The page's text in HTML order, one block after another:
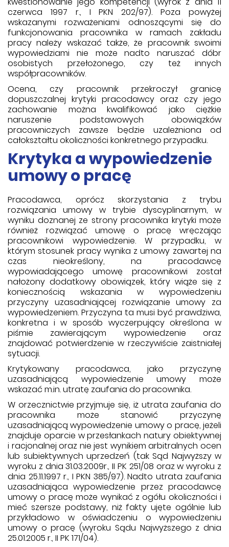
czerwca 1997 r., I PKN 202/97). Poza powyżej
wskazanymi rozważeniami odnoszącymi się do
funkcjonowania pracownika w ramach zakładu
pracy należy wskazać także, że pracownik swoimi
wypowiedziami nie może nadto naruszać dóbr
osobistych przełożonego, czy też innych
współpracowników.
Ocena, czy pracownik przekroczył granicę
dopuszczalnej krytyki pracodawcy oraz czy jego
zachowanie można kwalifikować jako ciężkie
naruszenie podstawowych obowiązków
pracowniczych zawsze będzie uzależniona od
całokształtu okoliczności konkretnego przypadku.
Krytyka a wypowiedzenie
umowy o pracę
Pracodawca, oprócz skorzystania z trybu
rozwiązania umowy w trybie dyscyplinarnym, w
wyniku doznanej ze strony pracownika krytyki może
również rozwiązać umowę o pracę wręczając
pracownikowi wypowiedzenie. W przypadku, w
którym stosunek pracy wynika z umowy zawartej na
czas nieokreślony, na pracodawcę
wypowiadającego umowę pracownikowi został
nałożony dodatkowy obowiązek, który wiąże się z
koniecznością wskazania w wypowiedzeniu
przyczyny uzasadniającej rozwiązanie umowy za
wypowiedzeniem. Przyczyna ta musi być prawdziwa,
konkretna i w sposób wyczerpujący określona w
piśmie zawierającym wypowiedzenie oraz
znajdować potwierdzenie w rzeczywiście zaistniałej
sytuacji.
Krytykowany pracodawca, jako przyczynę
uzasadniającą wypowiedzenie umowy może
wskazać m.in. utratę zaufania do pracownika.
W orzecznictwie przyjmuje się, iż utrata zaufania do
pracownika może stanowić przyczynę
uzasadniającą wypowiedzenie umowy o pracę, jeżeli
znajduje oparcie w przesłankach natury obiektywnej
i racjonalnej oraz nie jest wynikiem arbitralnych ocen
lub subiektywnych uprzedzeń (tak Sąd Najwyższy w
wyroku z dnia 31.03.2009r., II PK 251/08 oraz w wyroku z
dnia 25.11.1997 r., I PKN 385/97). Nadto utrata zaufania
uzasadniająca wypowiedzenie przez pracodawcę
umowy o pracę może wynikać z ogółu okoliczności i
mieć szersze podstawy, niż fakty ujęte ogólnie lub
przykładowo w oświadczeniu o wypowiedzeniu
umowy o pracę (wyroku Sądu Najwyższego z dnia
25.01.2005 r., II PK 171/04).